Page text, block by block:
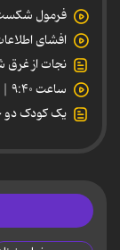
فرمول
افشای
نجات از
ساعت ۹:۴۰ | چه میراثی از خود به جای گذاشت؟
یک کودک دو